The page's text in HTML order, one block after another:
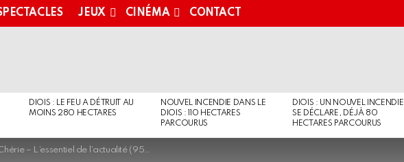
JEUX CINÉMA CONTACT
DIOIS : LE FEU A DÉTRUIT AU
MOINS 280 HECTARES
NOUVEL INCENDIE DANS LE
DIOIS : 110 HECTARES
PARCOURUS
DIOIS : UN NOUVEL INCENDIE
SE DÉCLARE, DÉJÀ 80
HECTARES PARCOURUS
– L’essentiel de l’actualité (95.5)